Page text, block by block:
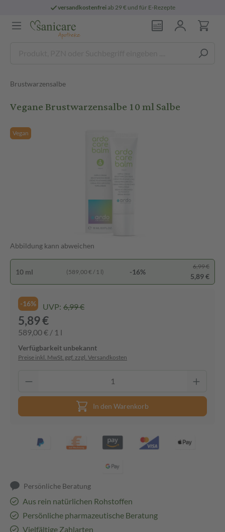
versandkostenfreiab 29 € und für E-Rezepte
Brustwarzensalbe
Vegane Brustwarzensalbe 10 ml Salbe
Vegan
Abbildung kann abweichen
10 ml (589,00 € / 1 l) -16%
6,99 €
5,89 €
-16% UVP: 6,99 €
5,89 €
589,00 € / 1 l
Verfügbarkeit unbekannt
Preise inkl. MwSt. ggf. zzgl. Versandkosten
In den Warenkorb
Persönliche Beratung
Aus rein natürlichen Rohstoffen
Persönliche pharmazeutische Beratung
Vielfältige Zahlarten